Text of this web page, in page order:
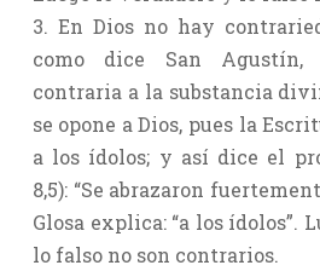
3. En Dios no hay
como dice San Agustín,
contraria a la substancia
se opone a Dios, pues la
a los ídolos; y así dice el
8,5): “Se abrazaron
Glosa explica: “a los ídolos”.
lo falso no son contrarios.